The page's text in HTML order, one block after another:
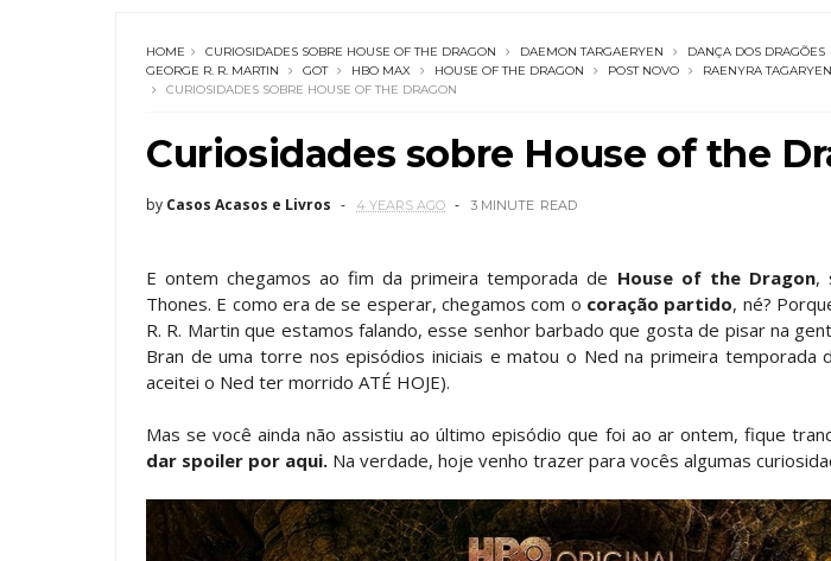
HOME CURIOSIDADES SOBRE HOUSE OF THE DRAGON DAEMON TARGAERYEN DANÇA DOS DRAGÕES
GEORGE R. R. MARTIN
GOT HBO MAX HOUSE OF THE DRAGON POST NOVO RAENYRA TAGARYEN
CURIOSIDADES SOBRE HOUSE OF THE DRAGON
Curiosidades sobre House of the
by Casos Acasos e Livros 4 YEARS AGO 3 MINUTE READ
E ontem chegamos ao fim da primeira temporada de House of the Dragon,
Thones. E como era de se esperar, chegamos com o coração partido, né?
R. R. Martin que estamos falando, esse senhor barbado que gosta de pisar na
Bran de uma torre nos episódios iniciais e matou o Ned na primeira temporada
aceitei o Ned ter morrido ATÉ HOJE).
Mas se você ainda não assistiu ao último episódio que foi ao ar ontem, fique
dar spoiler por aqui. Na verdade, hoje venho trazer para vocês algumas